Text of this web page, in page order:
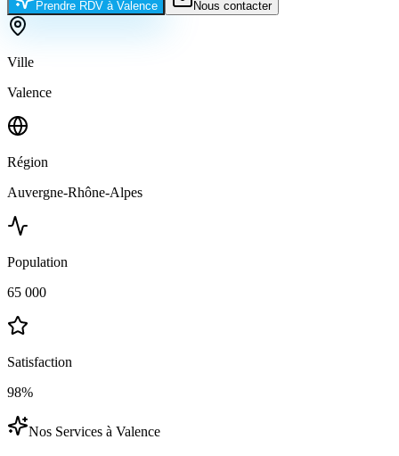
Prendre RDV à Valence Nous contacter
Ville
Valence
Région
Auvergne-Rhône-Alpes
Population
65 000
Satisfaction
98%
Nos Services à Valence